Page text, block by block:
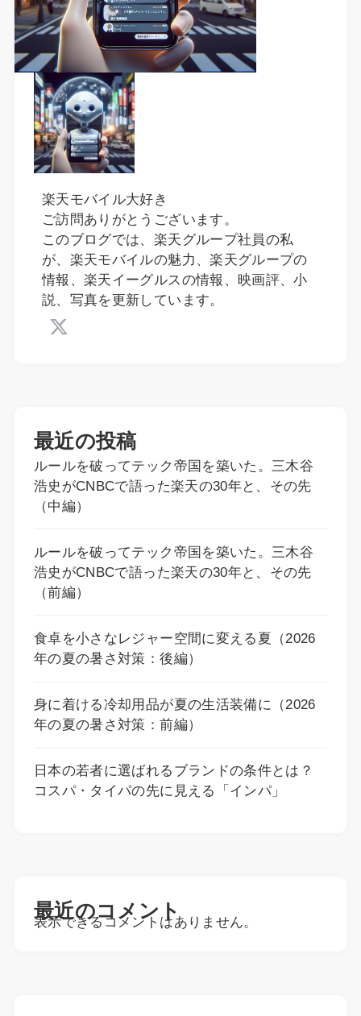
楽天モバイル大好き
ご訪問ありがとうございます。
このブログでは、楽天グループ社員の私
が、楽天モバイルの魅力、楽天グループの
情報、楽天イーグルスの情報、映画評、小
説、写真を更新しています。
最近の投稿
ルールを破ってテック帝国を築いた。三木谷
浩史がCNBCで語った楽天の30年と、その先
（中編）
ルールを破ってテック帝国を築いた。三木谷
浩史がCNBCで語った楽天の30年と、その先
（前編）
食卓を小さなレジャー空間に変える夏（2026
年の夏の暑さ対策：後編）
身に着ける冷却用品が夏の生活装備に（2026
年の夏の暑さ対策：前編）
日本の若者に選ばれるブランドの条件とは？
コスパ・タイパの先に見える「インパ」
最近のコメント
表示できるコメントはありません。